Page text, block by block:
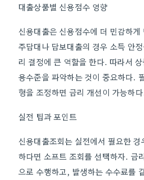
대출상품별 신용점수 영향
신용대출은 신용점수에 더 민감하
주담대나 담보대출의 경우 소득 안
리 결정에 큰 역할을 한다. 따라서
용수준을 파악하는 것이 중요하다.
형을 조정하면 금리 개선이 가능하
실전 팁과 포인트
신용대출조회는 실전에서 필요한
하다면 소프트 조회를 선택하자. 금
으로 수행하고, 발생하는 수수료를